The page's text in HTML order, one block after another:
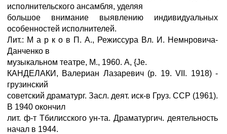
исполнительского ансамбля, уделяя
большое внимание выявлению индивидуальных
особенностей исполнителей.
Лит.: М а р к о в П. А., Режиссура Вл. И. Немнровича-
Данченко в
музыкальном театре, М., 1960. A, {Je.
КАНДЕЛАКИ, Валериан Лазаревич (р. 19. VII. 1918) -
грузинский
советский драматург. Засл. деят. иск-в Груз. ССР (1961).
В 1940 окончил
лит. ф-т Тбилисского ун-та. Драматургич. деятельность
начал в 1944.